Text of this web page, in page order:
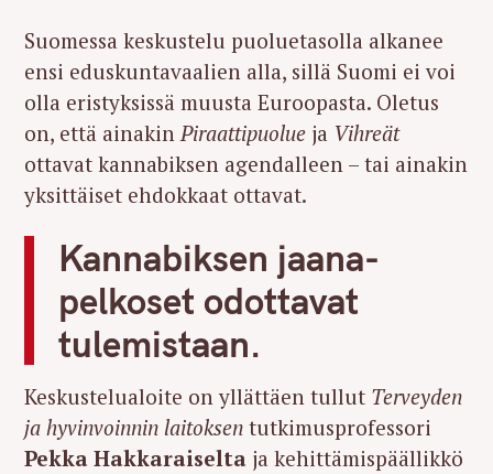
Suomessa keskustelu puoluetasolla alkanee
ensi eduskuntavaalien alla, sillä Suomi ei voi
olla eristyksissä muusta Euroopasta. Oletus
on, että ainakin Piraattipuolue ja Vihreät
ottavat kannabiksen agendalleen – tai ainakin
yksittäiset ehdokkaat ottavat.
Kannabiksen jaana-
pelkoset odottavat
tulemistaan.
Keskustelualoite on yllättäen tullut Terveyden
ja hyvinvoinnin laitoksen tutkimusprofessori
Pekka Hakkaraiselta ja kehittämispäällikkö